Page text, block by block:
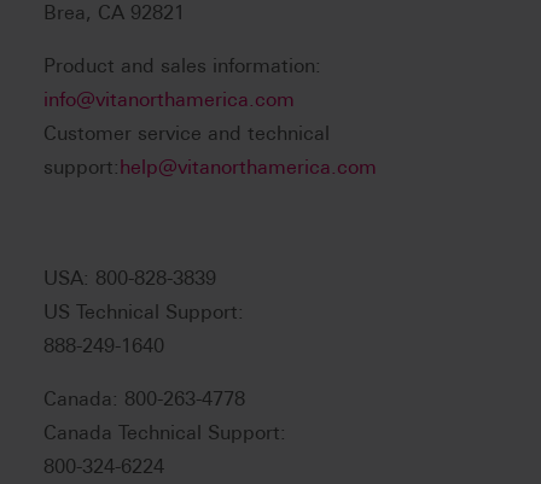
Brea, CA 92821
Product and sales information:
info@vitanorthamerica.com
Customer service and technical
support: help@vitanorthamerica.com
USA: 800-828-3839
US Technical Support:
888-249-1640
Canada: 800-263-4778
Canada Technical Support:
800-324-6224